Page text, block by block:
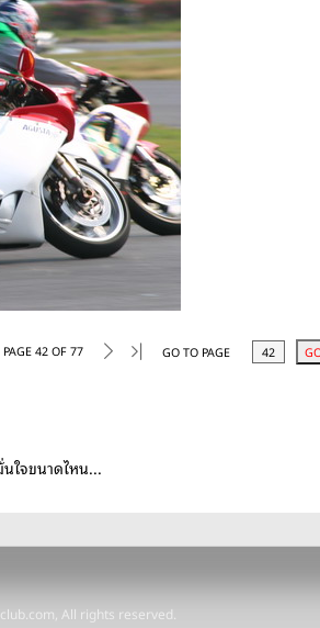
PAGE 42 OF 77 GO TO PAGE
ใจขนาดไหน...
All rights reserved.